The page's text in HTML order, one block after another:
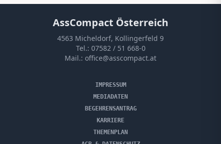
AssCompact Österreich
4563 Micheldorf, Kollingerfeld 9
Tel.: 07582 / 51 668-0
Mail.: office@asscompact.at
IMPRESSUM
MEDIADATEN
BEGEHRENSANTRAG
KARRIERE
THEMENPLAN